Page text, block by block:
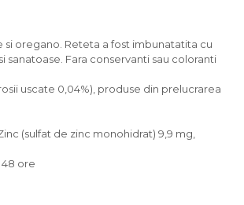
oregano. Reteta a fost imbunatatita cu
Fara conservanti sau coloranti
uscate 0,04%), produse din prelucrarea
(sulfat de zinc monohidrat) 9,9 mg,
ore